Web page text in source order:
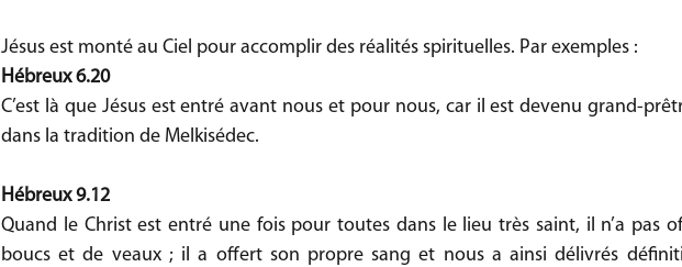
Jésus est monté au Ciel pour accomplir des réalités spirituelles. Par exemples :
Hébreux 6.20
C’est là que Jésus est entré avant nous et pour nous, car il est devenu grand-
dans la tradition de Melkisédec.
Hébreux 9.12
Quand le Christ est entré une fois pour toutes dans le lieu très saint, il n’a pas
boucs et de veaux ; il a offert son propre sang et nous a ainsi délivrés